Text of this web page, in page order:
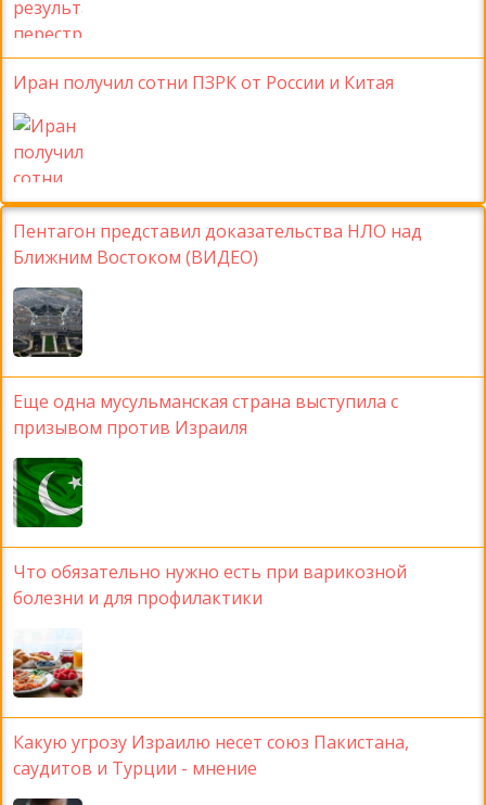
Иран получил сотни ПЗРК от России и Китая
Пентагон представил доказательства НЛО над
Ближним Востоком (ВИДЕО)
Еще одна мусульманская страна выступила с
призывом против Израиля
Что обязательно нужно есть при варикозной
болезни и для профилактики
Какую угрозу Израилю несет союз Пакистана,
саудитов и Турции - мнение